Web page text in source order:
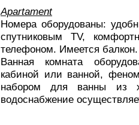
Apartament
Номера оборудованы:
спутниковым TV,
телефоном. Имеется балкон.
Ванная комната
кабиной или ванной,
набором для ванны из
водоснабжение